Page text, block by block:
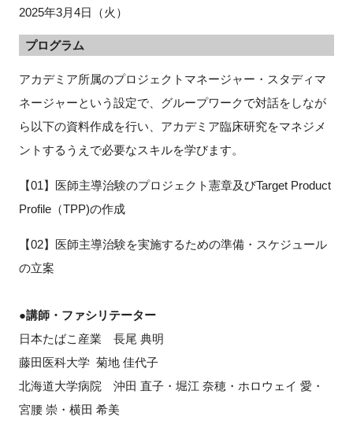
2025年3月4日（火）
プログラム
アカデミア所属のプロジェクトマネージャー・スタディマ
ネージャーという設定で、グループワークで対話をしなが
ら以下の資料作成を行い、アカデミア臨床研究をマネジメ
ントするうえで必要なスキルを学びます。
【01】医師主導治験のプロジェクト憲章及びTarget Product
Profile（TPP)の作成
【02】医師主導治験を実施するための準備・スケジュール
の立案
●講師・ファシリテーター
日本たばこ産業 長尾 典明
藤田医科大学 菊地 佳代子
北海道大学病院 沖田 直子・堀江 奈穂・ホロウェイ 愛・
宮腰 崇・横田 希美